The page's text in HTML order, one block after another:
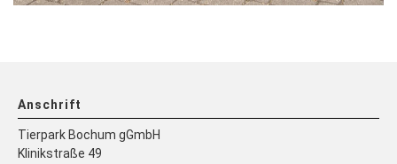
Anschrift
Tierpark Bochum gGmbH
Klinikstraße 49